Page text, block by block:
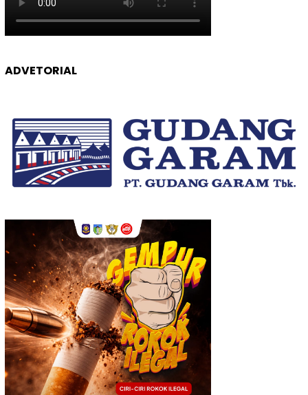
ADVETORIAL